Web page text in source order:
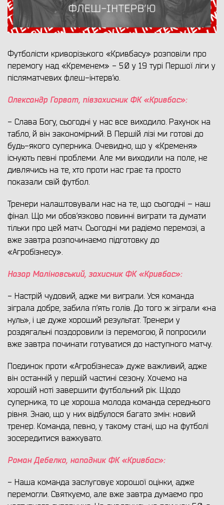
Футболісти криворізького «Кривбасу» розповіли про
перемогу над «Кременем» - 5:0 у 19 турі Першої ліги у
післяматчевих флеш-інтерв’ю.
Олександр Горват, півзахисник ФК «Кривбас»:
- Слава Богу, сьогодні у нас все виходило. Рахунок на
табло, й він закономірний. В Першій лізі ми готові до
будь-якого суперника. Очевидно, що у «Кременя»
існують певні проблеми. Але ми виходили на поле, не
дивлячись на те, хто проти нас грає та просто
показали свій футбол.
Тренери налаштовували нас на те, що сьогодні – наш
фінал. Що ми обов’язково повинні виграти та думати
тільки про цей матч. Сьогодні ми радіємо перемозі, а
вже завтра розпочинаємо підготовку до
«Агробізнесу».
Назар Маліновський, захисник ФК «Кривбас»:
- Настрій чудовий, адже ми виграли. Уся команда
зіграла добре, забила п’ять голів. До того ж зіграли «на
нуль», і це дуже хороший результат. Тренери у
роздягальні поздоровили із перемогою, й попросили
вже завтра починати готуватися до наступного матчу.
Поєдинок проти «Агробізнеса» дуже важливий, адже
він останній у першій частині сезону. Хочемо на
хорошій ноті завершити футбольний рік. Щодо
суперника, то це хороша молода команда середнього
рівня. Знаю, що у них відбулося багато змін: новий
тренер. Команда, певно, у такому стані, що на футболі
зосередитися важкувато.
Роман Дебелко, нападник ФК «Кривбас»:
- Наша команда заслуговує хорошої оцінки, адже
перемогли. Святкуємо, але вже завтра думаємо про